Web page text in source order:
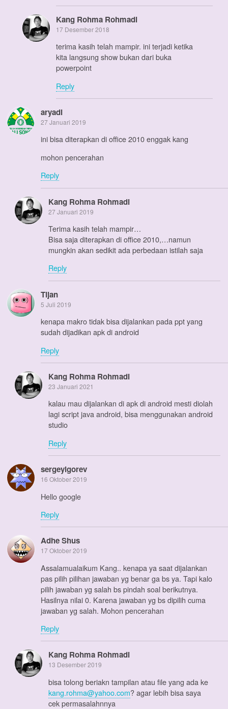
Kang Rohma Rohmadi
17 Desember 2018
terima kasih telah mampir. ini terjadi ketika
kita langsung show bukan dari buka
powerpoint
Reply
aryadi
27 Januari 2019
ini bisa diterapkan di office 2010 enggak kang
mohon pencerahan
Reply
Kang Rohma Rohmadi
27 Januari 2019
Terima kasih telah mampir…
Bisa saja diterapkan di office 2010,…namun
mungkin akan sedikit ada perbedaan istilah saja
Reply
Tijan
5 Juli 2019
kenapa makro tidak bisa dijalankan pada ppt yang
sudah dijadikan apk di android
Reply
Kang Rohma Rohmadi
23 Januari 2021
kalau mau dijalankan di apk di android mesti diolah
lagi script java android, bisa menggunakan android
studio
Reply
sergeyigorev
16 Oktober 2019
Hello google
Reply
Adhe Shus
17 Oktober 2019
Assalamualaikum Kang.. kenapa ya saat dijalankan
pas pilih pilihan jawaban yg benar ga bs ya. Tapi kalo
pilih jawaban yg salah bs pindah soal berikutnya.
Hasilnya nilai 0. Karena jawaban yg bs dipilih cuma
jawaban yg salah. Mohon pencerahan
Reply
Kang Rohma Rohmadi
13 Desember 2019
bisa tolong beriakn tampilan atau file yang ada ke
kang.rohma@yahoo.com? agar lebih bisa saya
cek permasalahnnya